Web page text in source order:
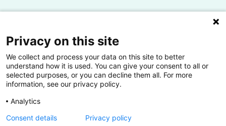
Lectoren en onderzoekers
Bedrijven
Hogescholen
Privacy on this site
We collect and process your data on this site to better
understand how it is used. You can give your consent to all or
selected purposes, or you can decline them all. For more
information, see our privacy policy.
Analytics
Consent details
Privacy policy